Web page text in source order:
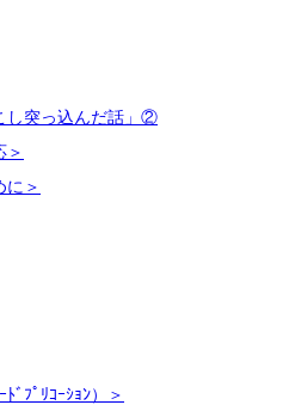
し突っ込んだ話」②
＞
に＞
ﾞﾌﾟﾘｺｰｼｮﾝ）＞